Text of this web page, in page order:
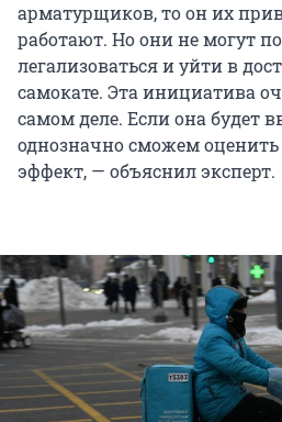
арматурщиков, то он их
работают. Но они не могут
легализоваться и уйти в
самокате. Эта инициатива
самом деле. Если она будет
однозначно сможем
эффект, — объяснил эксперт.